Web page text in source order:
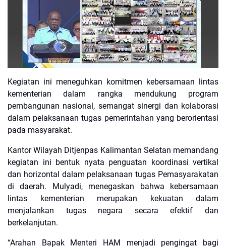
Kegiatan ini meneguhkan komitmen kebersamaan lintas
kementerian dalam rangka mendukung program
pembangunan nasional, semangat sinergi dan kolaborasi
dalam pelaksanaan tugas pemerintahan yang berorientasi
pada masyarakat.
Kantor Wilayah Ditjenpas Kalimantan Selatan memandang
kegiatan ini bentuk nyata penguatan koordinasi vertikal
dan horizontal dalam pelaksanaan tugas Pemasyarakatan
di daerah. Mulyadi, menegaskan bahwa kebersamaan
lintas kementerian merupakan kekuatan dalam
menjalankan tugas negara secara efektif dan
berkelanjutan.
“Arahan Bapak Menteri HAM menjadi pengingat bagi